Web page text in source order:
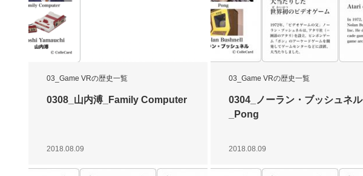
03_Game VRの歴史一覧
0308_山内溥_Family Computer
2018.08.09
03_Game VRの歴史一覧
0304_ノーラン・ブッシュネル
_Pong
2018.08.09